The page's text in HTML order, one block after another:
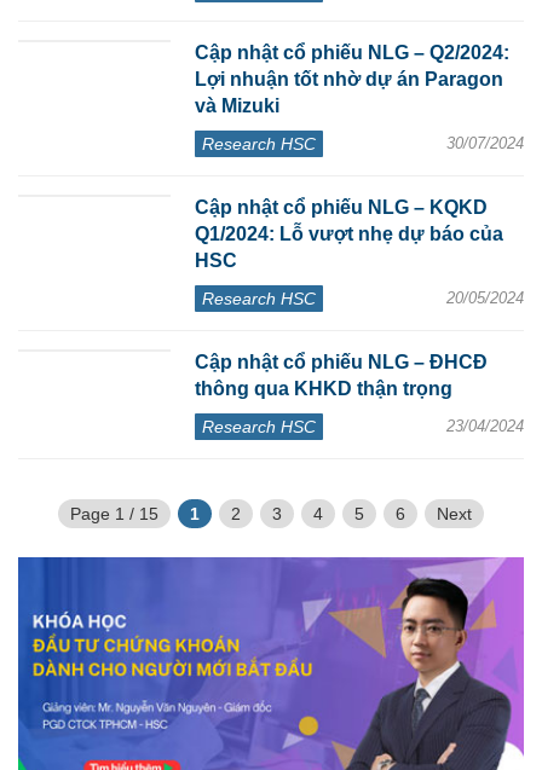
Cập nhật cổ phiếu NLG – Q2/2024:
Lợi nhuận tốt nhờ dự án Paragon
và Mizuki
Research HSC 30/07/2024
Cập nhật cổ phiếu NLG – KQKD
Q1/2024: Lỗ vượt nhẹ dự báo của
HSC
Research HSC 20/05/2024
Cập nhật cổ phiếu NLG – ĐHCĐ
thông qua KHKD thận trọng
Research HSC 23/04/2024
Page 1 / 15 1 2 3 4 5 6 Next